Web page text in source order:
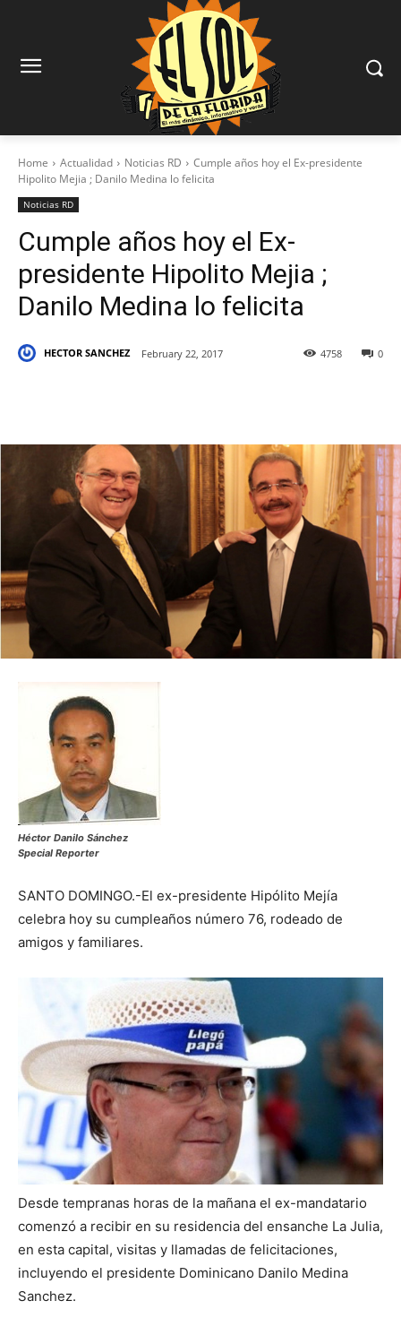
Home Actualidad Noticias RD
Cumple años hoy el Ex-presidente
Hipolito Mejia ; Danilo Medina lo felicita
Noticias RD
Cumple años hoy el Ex-
presidente Hipolito Mejia ;
Danilo Medina lo felicita
HECTOR SANCHEZ February 22, 2017 0
4758
Héctor Danilo Sánchez
Special Reporter
SANTO DOMINGO.-El ex-presidente Hipólito Mejía
celebra hoy su cumpleaños número 76, rodeado de
amigos y familiares.
Desde tempranas horas de la mañana el ex-mandatario
comenzó a recibir en su residencia del ensanche La Julia,
en esta capital, visitas y llamadas de felicitaciones,
incluyendo el presidente Dominicano Danilo Medina
Sanchez.